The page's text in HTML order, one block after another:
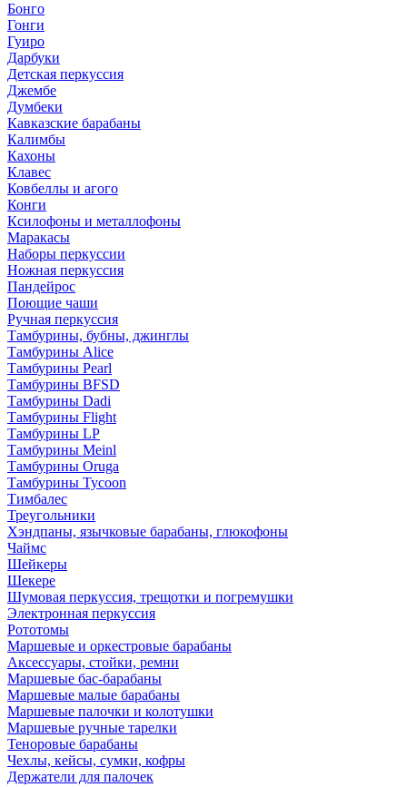
Бонго
Гонги
Гуиро
Дарбуки
Детская перкуссия
Джембе
Думбеки
Кавказские барабаны
Калимбы
Кахоны
Клавес
Ковбеллы и агого
Конги
Ксилофоны и металлофоны
Маракасы
Наборы перкуссии
Ножная перкуссия
Пандейрос
Поющие чаши
Ручная перкуссия
Тамбурины, бубны, джинглы
Тамбурины Alice
Тамбурины Pearl
Тамбурины BFSD
Тамбурины Dadi
Тамбурины Flight
Тамбурины LP
Тамбурины Meinl
Тамбурины Oruga
Тамбурины Tycoon
Тимбалес
Треугольники
Хэндпаны, язычковые барабаны, глюкофоны
Чаймс
Шейкеры
Шекере
Шумовая перкуссия, трещотки и погремушки
Электронная перкуссия
Рототомы
Маршевые и оркестровые барабаны
Аксессуары, стойки, ремни
Маршевые бас-барабаны
Маршевые малые барабаны
Маршевые палочки и колотушки
Маршевые ручные тарелки
Теноровые барабаны
Чехлы, кейсы, сумки, кофры
Держатели для палочек